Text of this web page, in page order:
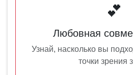
💕
Любовная
Узнай, насколько вы
точки зрения